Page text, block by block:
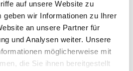
auf unsere Website zu
geben wir Informationen zu Ihrer
an unsere Partner für
und Analysen weiter. Unsere
möglicherweise mit
die Sie ihnen bereitgestellt
zur
wir die Testphase
zur Prozessanalyse und